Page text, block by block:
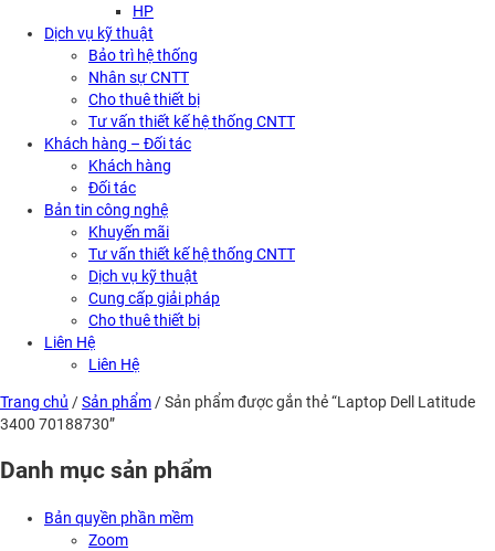
HP
Dịch vụ kỹ thuật
Bảo trì hệ thống
Nhân sự CNTT
Cho thuê thiết bị
Tư vấn thiết kế hệ thống CNTT
Khách hàng – Đối tác
Khách hàng
Đối tác
Bản tin công nghệ
Khuyến mãi
Tư vấn thiết kế hệ thống CNTT
Dịch vụ kỹ thuật
Cung cấp giải pháp
Cho thuê thiết bị
Liên Hệ
Liên Hệ
Trang chủ /Sản phẩm / Sản phẩm được gắn thẻ “Laptop Dell Latitude
3400 70188730”
Danh mục sản phẩm
Bản quyền phần mềm
Zoom